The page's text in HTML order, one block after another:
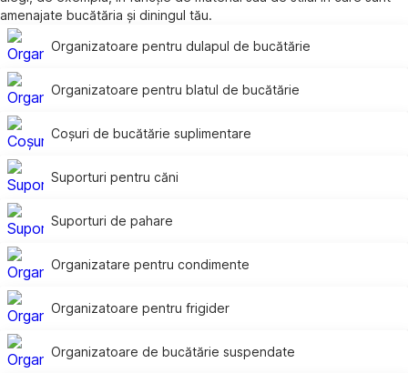
amenajate bucătăria și diningul tău.
Organizatoare pentru dulapul de bucătărie
Organizatoare pentru blatul de bucătărie
Coșuri de bucătărie suplimentare
Suporturi pentru căni
Suporturi de pahare
Organizatare pentru condimente
Organizatoare pentru frigider
Organizatoare de bucătărie suspendate